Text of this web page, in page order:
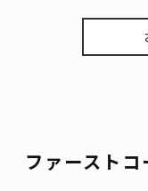
ファースト